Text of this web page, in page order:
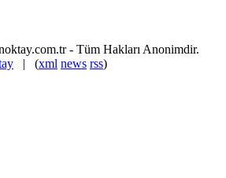
- Tüm Hakları Anonimdir.
| (xml news rss)